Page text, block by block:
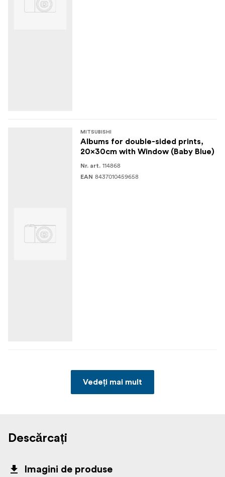
MITSUBISHI
Albums for double-sided prints,
20x30cm with Window (Baby Blue)
Nr. art. 114868
EAN 8437010459658
Vedeți mai mult
Descărcați
Imagini de produse